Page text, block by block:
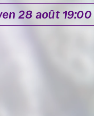
28 août 19:00